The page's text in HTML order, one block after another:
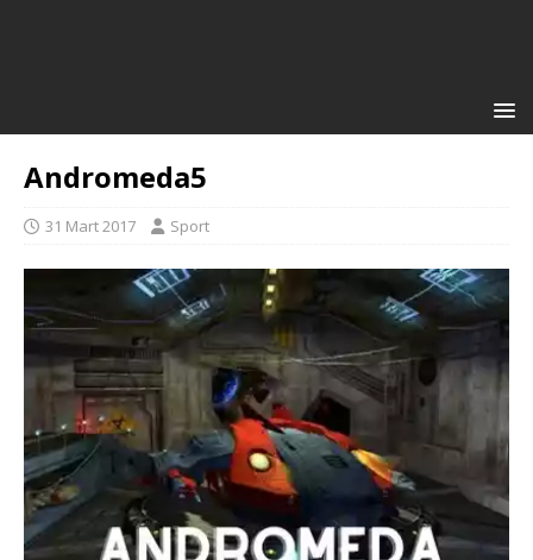
Andromeda5
31 Mart 2017 Sport